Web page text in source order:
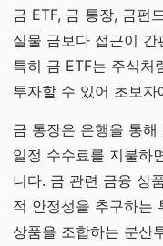
금 ETF, 금 통장, 금펀
실물 금보다 접근이
특히 금 ETF는 주식처
투자할 수 있어 초보자
금 통장은 은행을 통
일정 수수료를 지불하
니다. 금 관련 금융 상
적 안정성을 추구하는
상품을 조합하는 분산